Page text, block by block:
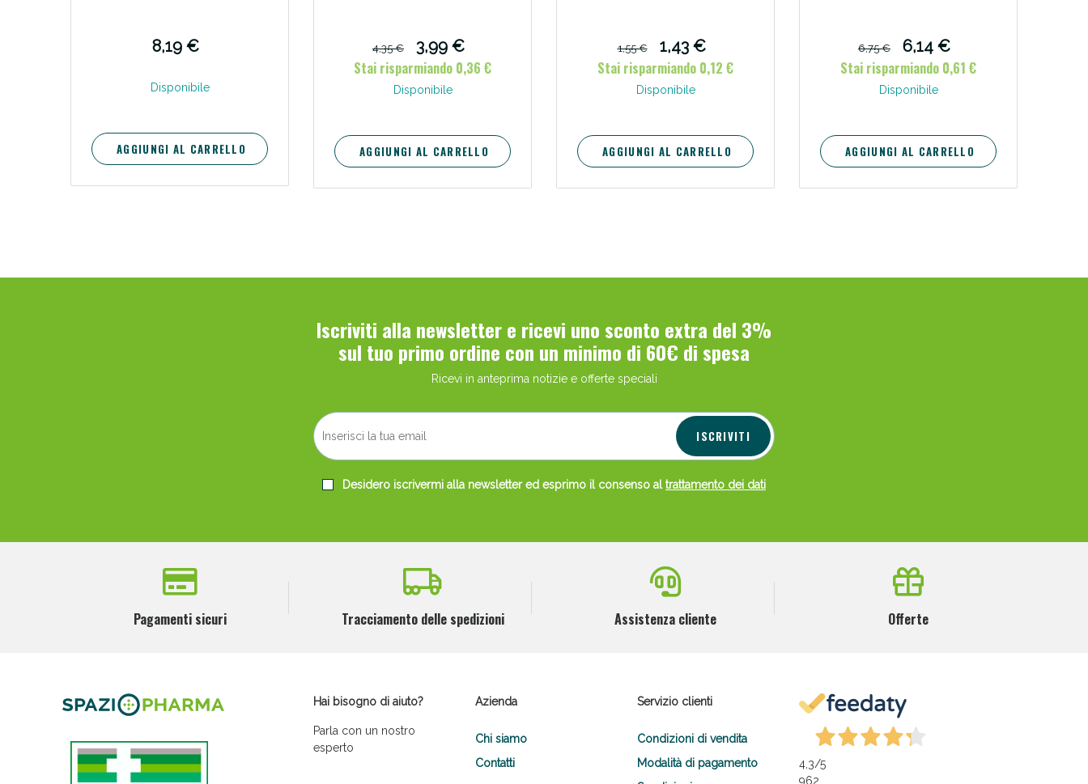
8,19 €
Disponibile
AGGIUNGI AL CARRELLO
4,35 €
3,99 €
Stai risparmiando 0,36 €
Disponibile
AGGIUNGI AL CARRELLO
1,55 €
1,43 €
Stai risparmiando 0,12 €
Disponibile
AGGIUNGI AL CARRELLO
6,75 €
6,14 €
Stai risparmiando 0,61 €
Disponibile
AGGIUNGI AL CARRELLO
Iscriviti alla newsletter e ricevi uno sconto extra del 3%
sul tuo primo ordine con un minimo di 60€ di spesa
Ricevi in anteprima notizie e offerte speciali
ISCRIVITI
Desidero iscrivermi alla newsletter ed esprimo il consenso al trattamento dei dati
Pagamenti sicuri Tracciamento delle spedizioni Assistenza cliente Offerte
Hai bisogno di aiuto?
Parla con un nostro
esperto
Azienda
Chi siamo
Contatti
Servizio clienti
Condizioni di vendita
Modalità di pagamento
4,3/5
962